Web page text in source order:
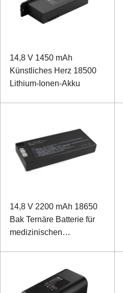
14,8 V 1450 mAh
Künstliches Herz 18500
Lithium-Ionen-Akku
14,8 V 2200 mAh 18650
Bak Ternäre Batterie für
medizinischen